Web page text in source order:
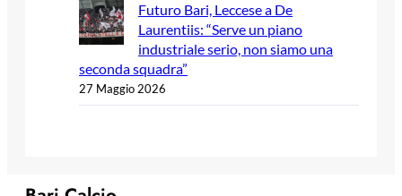
Futuro Bari, Leccese a De
Laurentiis: “Serve un piano
industriale serio, non siamo una
seconda squadra”
27 Maggio 2026